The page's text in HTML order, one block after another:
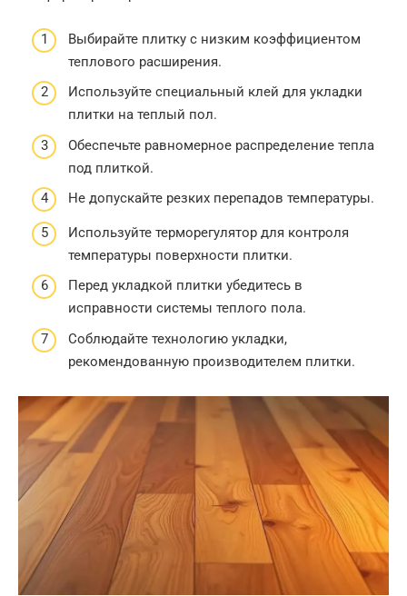
Выбирайте плитку с низким коэффициентом
теплового расширения.
Используйте специальный клей для укладки
плитки на теплый пол.
Обеспечьте равномерное распределение тепла
под плиткой.
Не допускайте резких перепадов температуры.
Используйте терморегулятор для контроля
температуры поверхности плитки.
Перед укладкой плитки убедитесь в
исправности системы теплого пола.
Соблюдайте технологию укладки,
рекомендованную производителем плитки.